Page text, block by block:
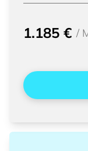
1.185 € /